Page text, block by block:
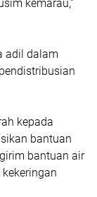
kemarau,”
adil dalam
kepada
bantuan
bantuan air